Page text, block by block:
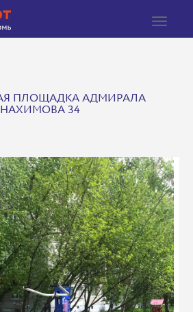
Toggle
ПЛОЩАДКА АДМИРАЛА
НАХИМОВА 34